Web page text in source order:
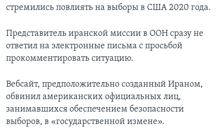
стремились повлиять на выборы в США 2020 года.
Представитель иранской миссии в ООН сразу не
ответил на электронные письма с просьбой
прокомментировать ситуацию.
Вебсайт, предположительно созданный Ираном,
обвинил американских официальных лиц,
занимавшихся обеспечением безопасности
выборов, в «государственной измене».